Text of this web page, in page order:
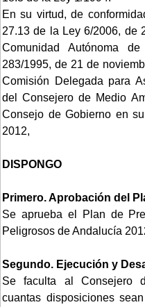
En su virtud, de
27.13 de la Ley 6/2006, de
Comunidad Autónoma
283/1995, de 21 de
Comisión Delegada para
del Consejero de Medio
Consejo de Gobierno en
2012,
DISPONGO
Primero. Aprobación del
Se aprueba el Plan de
Peligrosos de Andalucía
Segundo. Ejecución y
Se faculta al Consejero
cuantas disposiciones